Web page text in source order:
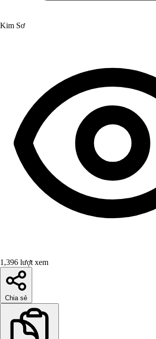
Kim Sơ
1,396 lượt xem
Chia sẻ